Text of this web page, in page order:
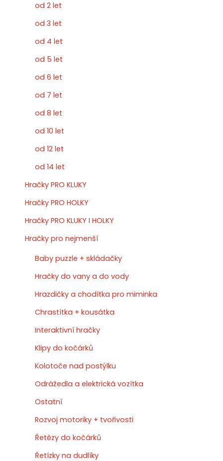
od 2 let
od 3 let
od 4 let
od 5 let
od 6 let
od 7 let
od 8 let
od 10 let
od 12 let
od 14 let
Hračky PRO KLUKY
Hračky PRO HOLKY
Hračky PRO KLUKY I HOLKY
Hračky pro nejmenší
Baby puzzle + skládačky
Hračky do vany a do vody
Hrazdičky a chodítka pro miminka
Chrastítka + kousátka
Interaktivní hračky
Klipy do kočárků
Kolotoče nad postýlku
Odrážedla a elektrická vozítka
Ostatní
Rozvoj motoriky + tvořivosti
Řetězy do kočárků
Řetízky na dudlíky